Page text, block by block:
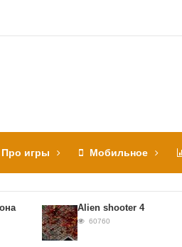
Про игры Мобильное
Alien shooter 4
60760